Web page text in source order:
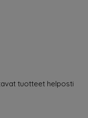
tuotteet helposti